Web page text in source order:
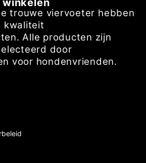
trouwe viervoeter hebben
kwaliteit
Alle producten zijn
door
voor hondenvrienden.